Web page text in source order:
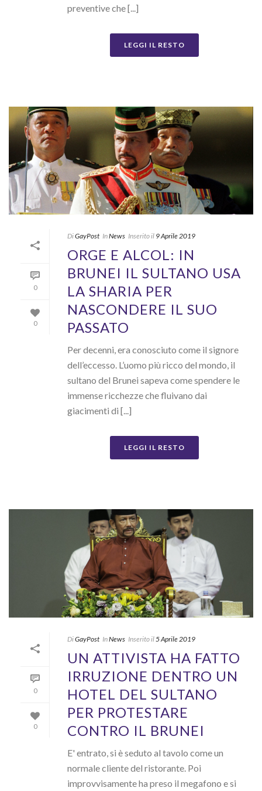
preventive che [...]
LEGGI IL RESTO
0
0
DiGayPost InNews Inserito il 9 Aprile 2019
ORGE E ALCOL: IN
BRUNEI IL SULTANO USA
LA SHARIA PER
NASCONDERE IL SUO
PASSATO
Per decenni, era conosciuto come il signore
dell’eccesso. L’uomo più ricco del mondo, il
sultano del Brunei sapeva come spendere le
immense ricchezze che fluivano dai
giacimenti di [...]
LEGGI IL RESTO
0
0
DiGayPost InNews Inserito il5 Aprile 2019
UN ATTIVISTA HA FATTO
IRRUZIONE DENTRO UN
HOTEL DEL SULTANO
PER PROTESTARE
CONTRO IL BRUNEI
E' entrato, si è seduto al tavolo come un
normale cliente del ristorante. Poi
improvvisamente ha preso il megafono e si